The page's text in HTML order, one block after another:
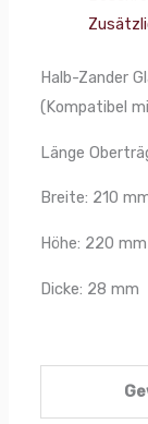
Halb-Zander
(Kompatibel
Länge
Breite: 210
Höhe: 220 mm
Dicke: 28 mm